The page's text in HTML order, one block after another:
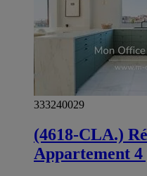
333240029
(4618-CLA.)
Appartement 4